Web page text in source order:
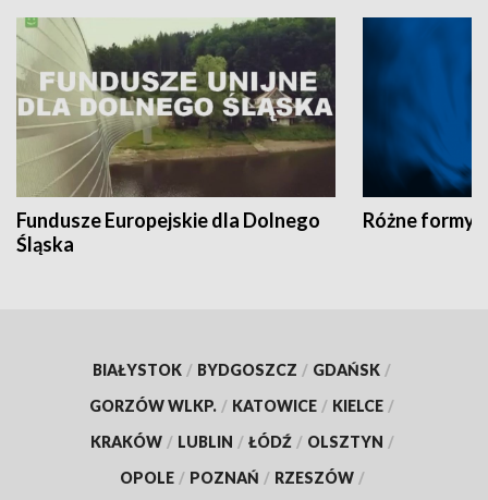
Fundusze Europejskie dla Dolnego
Śląska
Różne formy
BIAŁYSTOK / BYDGOSZCZ / GDAŃSK /
GORZÓW WLKP. / KATOWICE / KIELCE /
KRAKÓW / LUBLIN / ŁÓDŹ / OLSZTYN /
OPOLE / POZNAŃ / RZESZÓW /